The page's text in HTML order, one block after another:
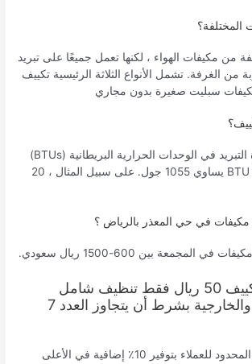
المختلفة؟
من مكيفات الهواء ، لكنها تعمل جميعًا على تبريد
من الغرفة. تشمل الأنواع الثلاثة الرئيسية تكييف
سبليت صغيرة بدون مجاري
طن هو مقياس قدرة التبريد في الوحدات الحرارية البريطانية (BTUs)
في الساعة ، حيث 1 BTU يساوي 1055 جول. على سبيل المثال ، 20
في حي المعذر بالرياض ؟
بين 600-1500 ريال سعودي.
سعر تنظيف التكييف 50 ريال فقط تنظيف شامل
للوحدة الداخلية والخارجية بشرط أن يتجاوز العدد 7
بتوفير 10٪ إضافية في الأعلى